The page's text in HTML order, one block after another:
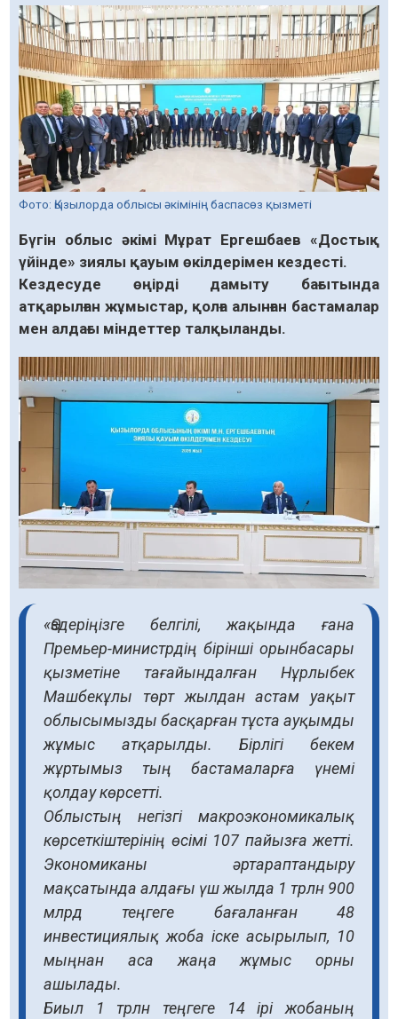
Фото: Қызылорда облысы әкімінің баспасөз қызметі
Бүгін облыс әкімі Мұрат Ергешбаев «Достық
үйінде» зиялы қауым өкілдерімен кездесті.
Кездесуде өңірді дамыту бағытында
атқарылған жұмыстар, қолға алынған бастамалар
мен алдағы міндеттер талқыланды.
«Өздеріңізге белгілі, жақында ғана
Премьер-министрдің бірінші орынбасары
қызметіне тағайындалған Нұрлыбек
Машбекұлы төрт жылдан астам уақыт
облысымызды басқарған тұста ауқымды
жұмыс атқарылды. Бірлігі бекем
жұртымыз тың бастамаларға үнемі
қолдау көрсетті.
Облыстың негізгі макроэкономикалық
көрсеткіштерінің өсімі 107 пайызға жетті.
Экономиканы әртараптандыру
мақсатында алдағы үш жылда 1 трлн 900
млрд теңгеге бағаланған 48
инвестициялық жоба іске асырылып, 10
мыңнан аса жаңа жұмыс орны
ашылады.
Биыл 1 трлн теңгеге 14 ірі жобаның